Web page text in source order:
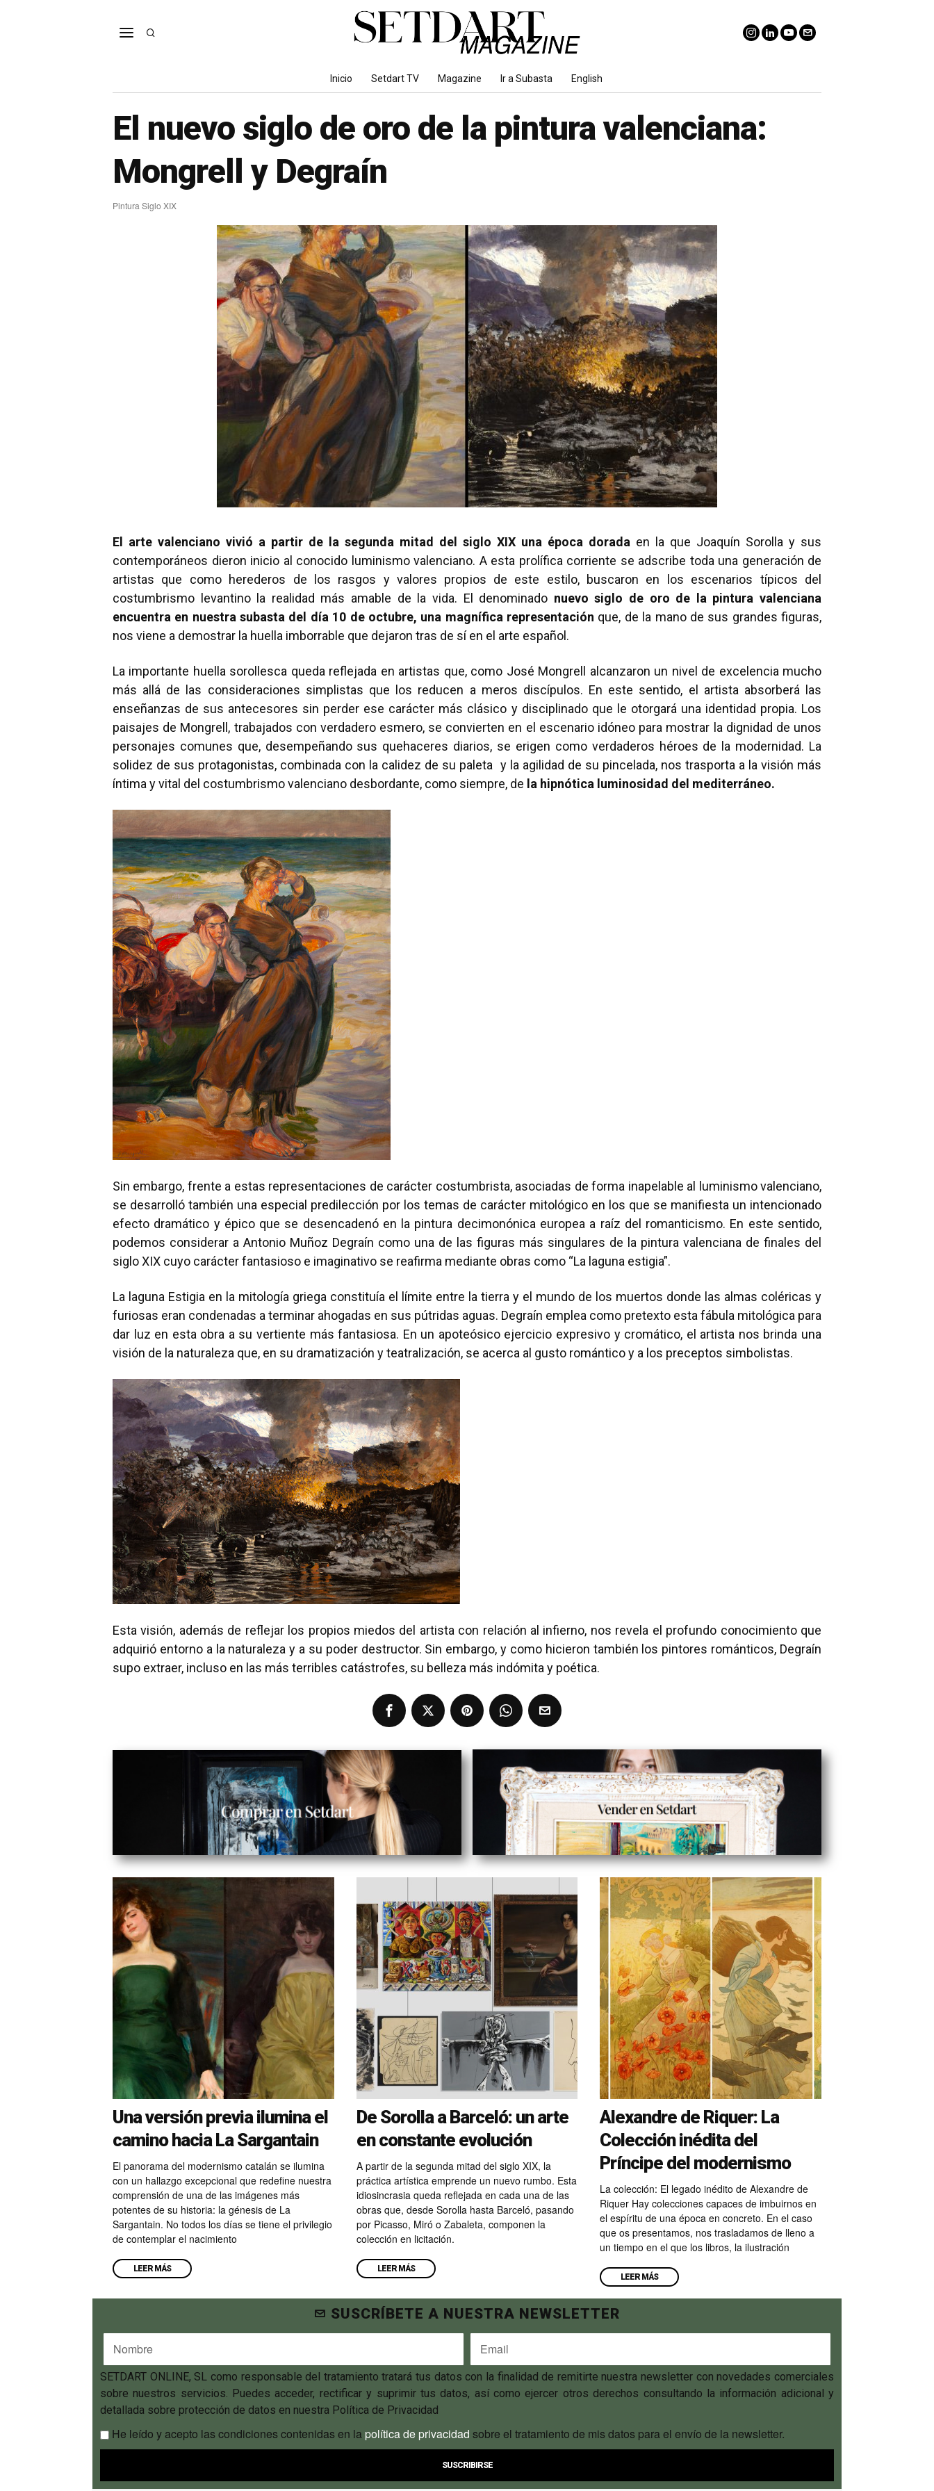
Inicio Setdart TV Magazine Ir a Subasta English
El nuevo siglo de oro de la pintura valenciana:
Mongrell y Degraín
Pintura Siglo XIX
El arte valenciano vivió a partir de la segunda mitad del siglo XIX una época dorada en la que Joaquín Sorolla y sus
contemporáneos dieron inicio al conocido luminismo valenciano. A esta prolífica corriente se adscribe toda una generación de
artistas que como herederos de los rasgos y valores propios de este estilo, buscaron en los escenarios típicos del
costumbrismo levantino la realidad más amable de la vida. El denominado nuevo siglo de oro de la pintura valenciana
encuentra en nuestra subasta del día 10 de octubre, una magnífica representación que, de la mano de sus grandes figuras,
nos viene a demostrar la huella imborrable que dejaron tras de sí en el arte español.
La importante huella sorollesca queda reflejada en artistas que, como José Mongrell alcanzaron un nivel de excelencia mucho
más allá de las consideraciones simplistas que los reducen a meros discípulos. En este sentido, el artista absorberá las
enseñanzas de sus antecesores sin perder ese carácter más clásico y disciplinado que le otorgará una identidad propia. Los
paisajes de Mongrell, trabajados con verdadero esmero, se convierten en el escenario idóneo para mostrar la dignidad de unos
personajes comunes que, desempeñando sus quehaceres diarios, se erigen como verdaderos héroes de la modernidad. La
solidez de sus protagonistas, combinada con la calidez de su paleta y la agilidad de su pincelada, nos trasporta a la visión más
íntima y vital del costumbrismo valenciano desbordante, como siempre, de la hipnótica luminosidad del mediterráneo.
Sin embargo, frente a estas representaciones de carácter costumbrista, asociadas de forma inapelable al luminismo valenciano,
se desarrolló también una especial predilección por los temas de carácter mitológico en los que se manifiesta un intencionado
efecto dramático y épico que se desencadenó en la pintura decimonónica europea a raíz del romanticismo. En este sentido,
podemos considerar a Antonio Muñoz Degraín como una de las figuras más singulares de la pintura valenciana de finales del
siglo XIX cuyo carácter fantasioso e imaginativo se reafirma mediante obras como “La laguna estigia”.
La laguna Estigia en la mitología griega constituía el límite entre la tierra y el mundo de los muertos donde las almas coléricas y
furiosas eran condenadas a terminar ahogadas en sus pútridas aguas. Degraín emplea como pretexto esta fábula mitológica para
dar luz en esta obra a su vertiente más fantasiosa. En un apoteósico ejercicio expresivo y cromático, el artista nos brinda una
visión de la naturaleza que, en su dramatización y teatralización, se acerca al gusto romántico y a los preceptos simbolistas.
Esta visión, además de reflejar los propios miedos del artista con relación al infierno, nos revela el profundo conocimiento que
adquirió entorno a la naturaleza y a su poder destructor. Sin embargo, y como hicieron también los pintores románticos, Degraín
supo extraer, incluso en las más terribles catástrofes, su belleza más indómita y poética.
Una versión previa ilumina el
camino hacia La Sargantain
El panorama del modernismo catalán se ilumina
con un hallazgo excepcional que redefine nuestra
comprensión de una de las imágenes más
potentes de su historia: la génesis de La
Sargantain. No todos los días se tiene el privilegio
de contemplar el nacimiento
LEER MÁS
De Sorolla a Barceló: un arte
en constante evolución
A partir de la segunda mitad del siglo XIX, la
práctica artística emprende un nuevo rumbo. Esta
idiosincrasia queda reflejada en cada una de las
obras que, desde Sorolla hasta Barceló, pasando
por Picasso, Miró o Zabaleta, componen la
colección en licitación.
LEER MÁS
Alexandre de Riquer: La
Colección inédita del
Príncipe del modernismo
La colección: El legado inédito de Alexandre de
Riquer Hay colecciones capaces de imbuirnos en
el espíritu de una época en concreto. En el caso
que os presentamos, nos trasladamos de lleno a
un tiempo en el que los libros, la ilustración
LEER MÁS
SUSCRÍBETE A NUESTRA NEWSLETTER
SETDART ONLINE, SL como responsable del tratamiento tratará tus datos con la finalidad de remitirte nuestra newsletter con novedades comerciales
sobre nuestros servicios. Puedes acceder, rectificar y suprimir tus datos, así como ejercer otros derechos consultando la información adicional y
detallada sobre protección de datos en nuestra Política de Privacidad
He leído y acepto las condiciones contenidas en la política de privacidad sobre el tratamiento de mis datos para el envío de la newsletter.